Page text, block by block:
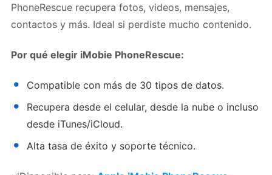
PhoneRescue recupera fotos, videos, mensajes,
contactos y más. Ideal si perdiste mucho contenido.
Por qué elegir iMobie PhoneRescue:
Compatible con más de 30 tipos de datos.
Recupera desde el celular, desde la nube o incluso
desde iTunes/iCloud.
Alta tasa de éxito y soporte técnico.